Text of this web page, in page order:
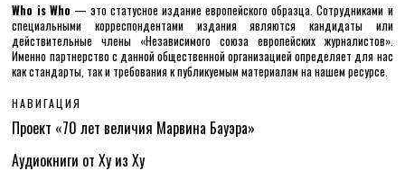
Who is Who — это статусное издание европейского образца. Сотрудниками и
специальными корреспондентами издания являются кандидаты или
действительные члены «Независимого союза европейских журналистов».
Именно партнерство с данной общественной организацией определяет для нас
как стандарты, так и требования к публикуемым материалам на нашем ресурсе.
НАВИГАЦИЯ
Проект «70 лет величия Марвина Бауэра»
Аудиокниги от Ху из Ху